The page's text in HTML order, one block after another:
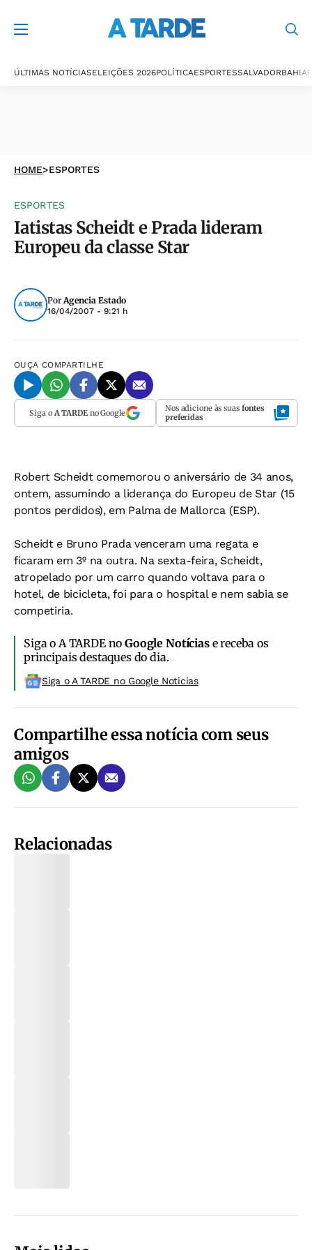
ÚLTIMAS NOTÍCIASELEIÇÕES 2026POLÍTICAESPORTESSALVADORBAHIA
HOME>ESPORTES
ESPORTES
Iatistas Scheidt e Prada lideram
Europeu da classe Star
PorAgencia Estado
16/04/2007 - 9:21 h
OUÇA COMPARTILHE
Siga o A TARDEno Google Nos adicione às suas fontes
preferidas
Robert Scheidt comemorou o aniversário de 34 anos,
ontem, assumindo a liderança do Europeu de Star (15
pontos perdidos), em Palma de Mallorca (ESP).
Scheidt e Bruno Prada venceram uma regata e
ficaram em 3º na outra. Na sexta-feira, Scheidt,
atropelado por um carro quando voltava para o
hotel, de bicicleta, foi para o hospital e nem sabia se
competiria.
Siga o A TARDE noGoogle Notíciase receba os
principais destaques do dia.
Siga o A TARDE no Google Noticias
Compartilhe essa notícia com seus
amigos
Relacionadas